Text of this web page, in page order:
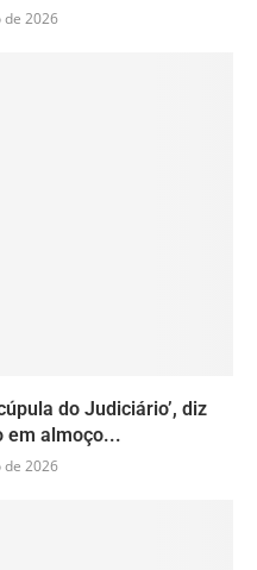
de 2026
do Judiciário’, diz
em almoço...
de 2026